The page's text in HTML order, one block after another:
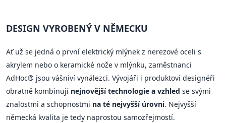
DESIGN VYROBENÝ V NĚMECKU
Ať už se jedná o první elektrický mlýnek z nerezové oceli s
akrylem nebo o keramické nože v mlýnku, zaměstnanci
AdHoc® jsou vášniví vynálezci. Vývojáři i produktoví designéři
obratně kombinují nejnovější technologie a vzhled se svými
znalostmi a schopnostmi na té nejvyšší úrovni. Nejvyšší
německá kvalita je tedy naprostou samozřejmostí.